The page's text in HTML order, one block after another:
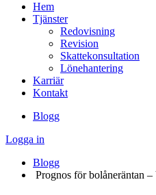
Hem
Tjänster
Redovisning
Revision
Skattekonsultation
Lönehantering
Karriär
Kontakt
Blogg
Logga in
Blogg
Prognos för bolåneräntan